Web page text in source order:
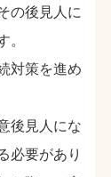
の後見人に
。
対策を進め
後見人にな
必要があり